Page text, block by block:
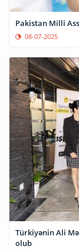
Pakistan Milli
08-07-2025
Türkiyənin Ali
olub